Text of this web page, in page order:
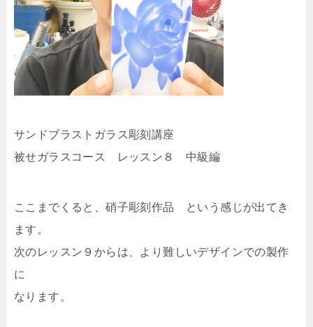
サンドブラストガラス彫刻講座
被せガラスコース レッスン８ 中級編
ここまでくると、硝子彫刻作品 という感じが出てき
ます。
次のレッスン９からは、より難しいデザインでの製作
に
なります。